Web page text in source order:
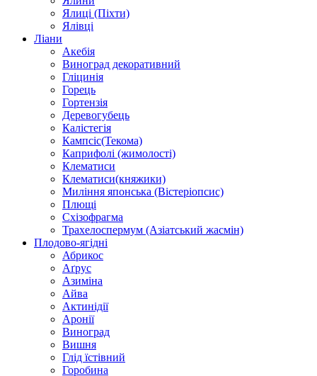
Ялиці (Піхти)
Ялівці
Ліани
Акебія
Виноград декоративний
Гліцинія
Горець
Гортензія
Деревогубець
Калістегія
Кампсіс(Текома)
Каприфолі (жимолості)
Клематиси
Клематиси(княжики)
Миління японська (Вістеріопсис)
Плющі
Схізофрагма
Трахелоспермум (Азіатський жасмін)
Плодово-ягідні
Абрикос
Аґрус
Азиміна
Айва
Актинідії
Аронії
Виноград
Вишня
Глід їстівний
Горобина